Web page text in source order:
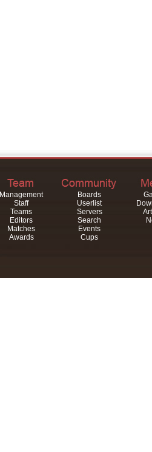
Management
Staff
Teams
Editors
Matches
Awards
Boards
Userlist
Servers
Search
Events
Cups